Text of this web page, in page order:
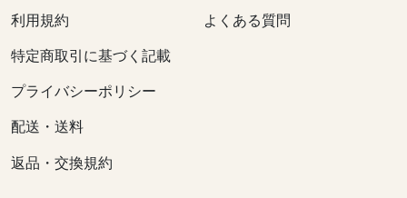
利用規約
特定商取引に基づく記載
プライバシーポリシー
配送・送料
返品・交換規約
よくある質問